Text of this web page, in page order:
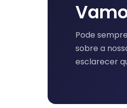
Pode
sobre a
esclarecer